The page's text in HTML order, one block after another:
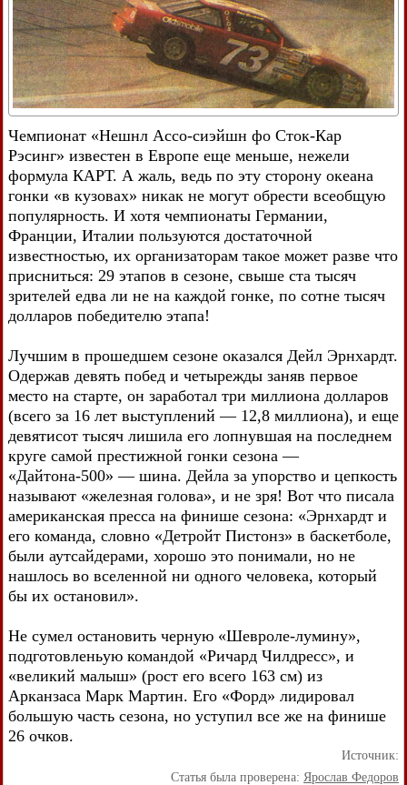
Чемпионат «Нешнл Ассо-сиэйшн фо Сток-Кар
Рэсинг» известен в Европе еще меньше, нежели
формула КАРТ. А жаль, ведь по эту сторону океана
гонки «в кузовах» никак не могут обрести всеобщую
популярность. И хотя чемпионаты Германии,
Франции, Италии пользуются достаточной
известностью, их организаторам такое может разве что
присниться: 29 этапов в сезоне, свыше ста тысяч
зрителей едва ли не на каждой гонке, по сотне тысяч
долларов победителю этапа!
Лучшим в прошедшем сезоне оказался Дейл Эрнхардт.
Одержав девять побед и четырежды заняв первое
место на старте, он заработал три миллиона долларов
(всего за 16 лет выступлений — 12,8 миллиона), и еще
девятисот тысяч лишила его лопнувшая на последнем
круге самой престижной гонки сезона —
«Дайтона-500» — шина. Дейла за упорство и цепкость
называют «железная голова», и не зря! Вот что писала
американская пресса на финише сезона: «Эрнхардт и
его команда, словно «Детройт Пистонз» в баскетболе,
были аутсайдерами, хорошо это понимали, но не
нашлось во вселенной ни одного человека, который
бы их остановил».
Не сумел остановить черную «Шевроле-лумину»,
подготовленьую командой «Ричард Чилдресс», и
«великий малыш» (рост его всего 163 см) из
Арканзаса Марк Мартин. Его «Форд» лидировал
большую часть сезона, но уступил все же на финише
26 очков.
Источник:
Статья была проверена: Ярослав Федоров